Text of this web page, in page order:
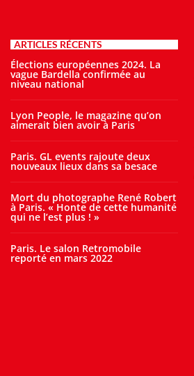
ARTICLES RÉCENTS
Élections européennes 2024. La
vague Bardella confirmée au
niveau national
Lyon People, le magazine qu’on
aimerait bien avoir à Paris
Paris. GL events rajoute deux
nouveaux lieux dans sa besace
Mort du photographe René Robert
à Paris. « Honte de cette humanité
qui ne l’est plus ! »
Paris. Le salon Retromobile
reporté en mars 2022